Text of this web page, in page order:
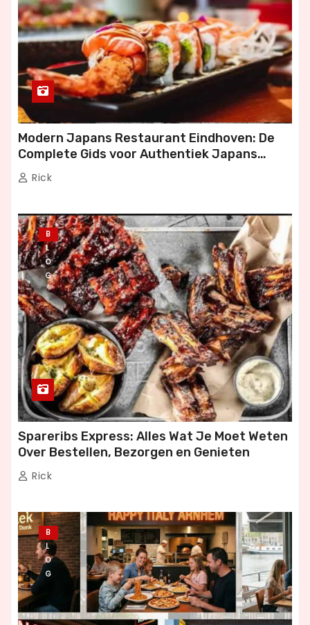
Modern Japans Restaurant Eindhoven: De
Complete Gids voor Authentiek Japans
Dineren
Rick
B
L
O
G
Spareribs Express: Alles Wat Je Moet Weten
Over Bestellen, Bezorgen en Genieten
Rick
B
L
O
G